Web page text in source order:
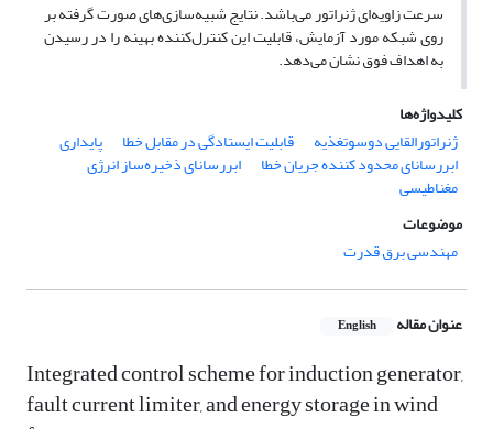
سرعت زاویه‌ای ژنراتور می‌باشد. نتایج شبیه‌سازی‌های صورت گرفته بر
روی شبکه مورد آزمایش، قابلیت این کنترل‌کننده بهینه را در رسیدن
به اهداف فوق نشان می‌د‌هد.
کلیدواژه‌ها
ژنراتورالقایی دوسوتغذیه‌
قابلیت ایستادگی در مقابل خطا پایداری
ابررسانای محدود کننده جریان خطا ابررسانای ذخیره‌ساز انرژی
مغناطیسی
موضوعات
مهندسی برق قدرت
عنوان مقاله English
Integrated control scheme for induction generator,
fault current limiter, and energy storage in wind